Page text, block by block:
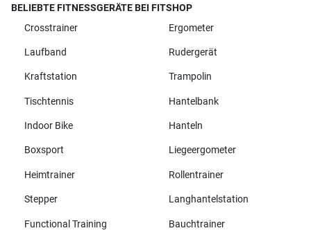
BELIEBTE FITNESSGERÄTE BEI FITSHOP
Crosstrainer
Ergometer
Laufband Rudergerät
Kraftstation Trampolin
Tischtennis Hantelbank
Indoor Bike Hanteln
Boxsport Liegeergometer
Heimtrainer Rollentrainer
Stepper Langhantelstation
Functional Training Bauchtrainer